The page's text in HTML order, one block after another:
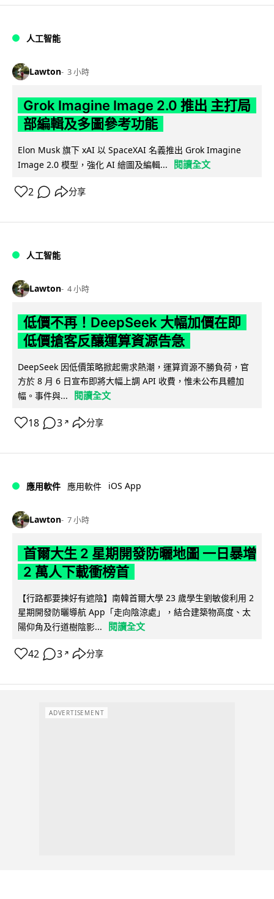
人工智能
Lawton 3 小時
Grok Imagine Image 2.0 推出 主打局
部編輯及多圖參考功能
Elon Musk 旗下 xAI 以 SpaceXAI 名義推出 Grok Imagine
Image 2.0 模型，強化 AI 繪圖及編輯...
閱讀全文
2 分享
人工智能
Lawton 4 小時
低價不再！DeepSeek 大幅加價在即
低價搶客反釀運算資源告急
DeepSeek 因低價策略掀起需求熱潮，運算資源不勝負荷，官
方於 8 月 6 日宣布即將大幅上調 API 收費，惟未公布具體加
幅。事件與...
閱讀全文
18 3 ↗ 分享
應用軟件 應用軟件 iOS App
Lawton 7 小時
首爾大生 2 星期開發防曬地圖 一日暴增
2 萬人下載衝榜首
【行路都要揀好有遮陰】南韓首爾大學 23 歲學生劉敏俊利用 2
星期開發防曬導航 App「走向陰涼處」，結合建築物高度、太
陽仰角及行道樹陰影...
閱讀全文
42 3 ↗ 分享
ADVERTISEMENT